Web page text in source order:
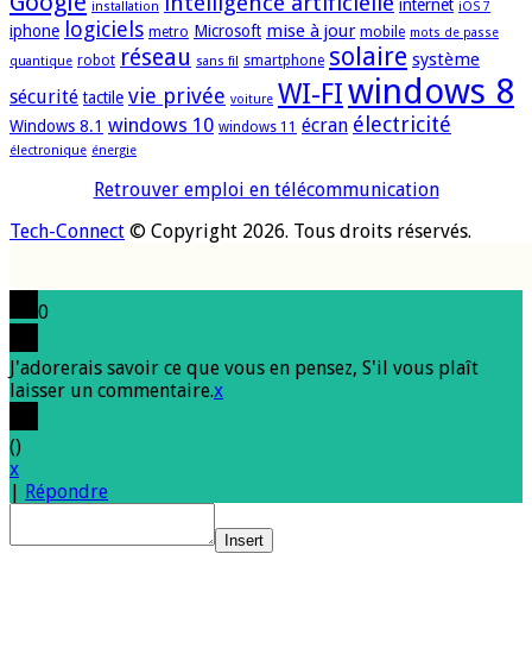
installation internet iOS 7
iphone logiciels metro Microsoft mise à jour mobile mots de passe
quantique robot réseau sans fil smartphone solaire système
sécurité tactile vie privée voiture WI-FIwindows 8
Windows 8.1 windows 10 windows 11 écran électricité
électronique énergie
Retrouver emploi en télécommunication
Tech-Connect © Copyright 2026. Tous droits réservés.
0
J'adorerais savoir ce que vous en pensez, S'il vous plaît
laisser un commentaire.x
()
x
Répondre
Insert